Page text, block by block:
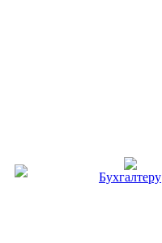
Бухгалтеру